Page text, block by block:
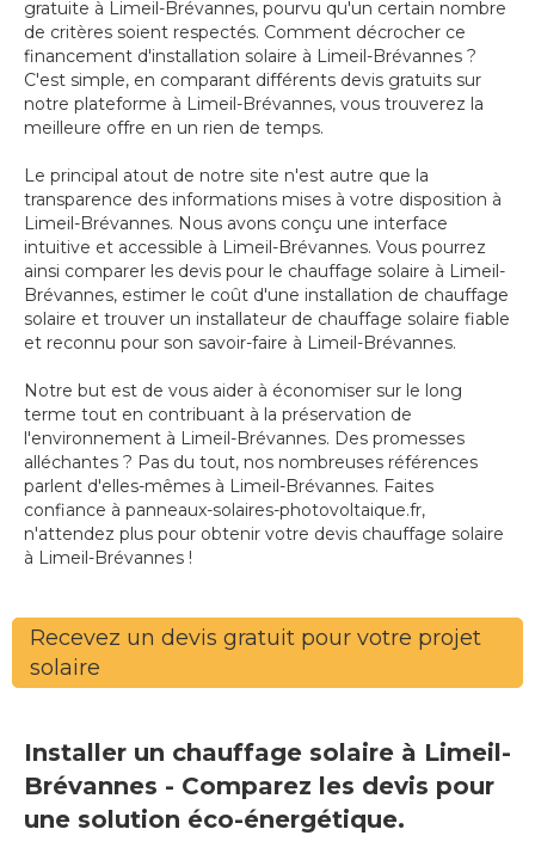
gratuite à Limeil-Brévannes, pourvu qu'un certain nombre
de critères soient respectés. Comment décrocher ce
financement d'installation solaire à Limeil-Brévannes ?
C'est simple, en comparant différents devis gratuits sur
notre plateforme à Limeil-Brévannes, vous trouverez la
meilleure offre en un rien de temps.
Le principal atout de notre site n'est autre que la
transparence des informations mises à votre disposition à
Limeil-Brévannes. Nous avons conçu une interface
intuitive et accessible à Limeil-Brévannes. Vous pourrez
ainsi comparer les devis pour le chauffage solaire à Limeil-
Brévannes, estimer le coût d'une installation de chauffage
solaire et trouver un installateur de chauffage solaire fiable
et reconnu pour son savoir-faire à Limeil-Brévannes.
Notre but est de vous aider à économiser sur le long
terme tout en contribuant à la préservation de
l'environnement à Limeil-Brévannes. Des promesses
alléchantes ? Pas du tout, nos nombreuses références
parlent d'elles-mêmes à Limeil-Brévannes. Faites
confiance à panneaux-solaires-photovoltaique.fr,
n'attendez plus pour obtenir votre devis chauffage solaire
à Limeil-Brévannes !
Recevez un devis gratuit pour votre projet
solaire
Installer un chauffage solaire à Limeil-
Brévannes - Comparez les devis pour
une solution éco-énergétique.